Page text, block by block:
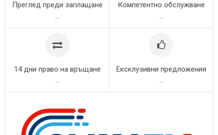
Преглед преди заплащане
...
Компетентно обслужване
...
14 дни право на връщане
...
Ексклузивни предложения
...